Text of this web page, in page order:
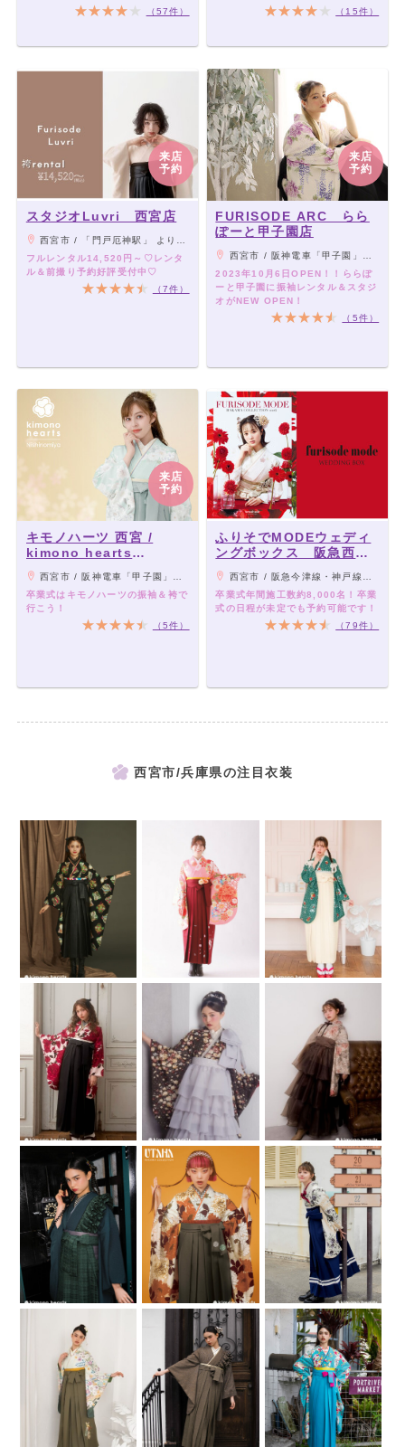
袴レンタル専門店です♪
（57件）
（15件）
来店
予約
スタジオLuvri 西宮店
西宮市 / 「門戸厄神駅」 より徒歩約10分
フルレンタル14,520円～♡レンタ
ル＆前撮り予約好評受付中♡
（7件）
来店
予約
FURISODE ARC らら
ぽーと甲子園店
西宮市 / 阪神電車「甲子園」駅東改札口より徒歩5分
2023年10月6日OPEN！！ららぽ
ーと甲子園に振袖レンタル＆スタジ
オがNEW OPEN！
（5件）
来店
予約
キモノハーツ 西宮 /
kimono hearts
Nishinomiya
西宮市 / 阪神電車「甲子園」駅東改札口より徒歩5分
卒業式はキモノハーツの振袖＆袴で
行こう！
（5件）
ふりそでMODEウェディ
ングボックス 阪急西宮
ガーデンズ店
西宮市 / 阪急今津線・神戸線「西宮北口駅」より徒歩3分（連絡デッキをご使用ください）
卒業式年間施工数約8,000名！卒業
式の日程が未定でも予約可能です！
（79件）
西宮市/兵庫県の注目衣装